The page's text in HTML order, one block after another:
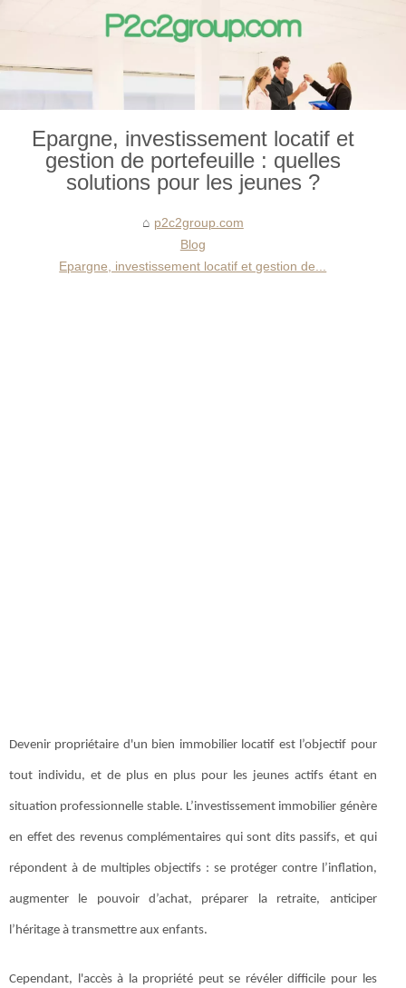
Epargne, investissement locatif et
gestion de portefeuille : quelles
solutions pour les jeunes ?
p2c2group.com
Blog
Epargne, investissement locatif et gestion de...
Devenir propriétaire d'un bien immobilier locatif est l’objectif pour
tout individu, et de plus en plus pour les jeunes actifs étant en
situation professionnelle stable. L’investissement immobilier génère
en effet des revenus complémentaires qui sont dits passifs, et qui
répondent à de multiples objectifs : se protéger contre l’inflation,
augmenter le pouvoir d’achat, préparer la retraite, anticiper
l’héritage à transmettre aux enfants.
Cependant, l'accès à la propriété peut se révéler difficile pour les